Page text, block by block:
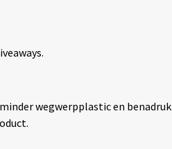
wegwerpplastic en